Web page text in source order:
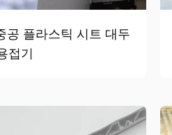
공 플라스틱 시트 대두
접기